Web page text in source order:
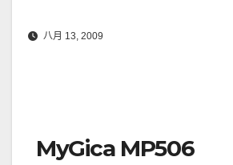
八月 13, 2009
MyGica MP506